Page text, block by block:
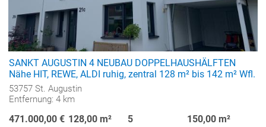
SANKT AUGUSTIN 4 NEUBAU DOPPELHAUSHÄLFTEN
Nähe HIT, REWE, ALDI ruhig, zentral 128 m² bis 142 m² Wfl.
53757 St. Augustin
Entfernung: 4 km
471.000,00 € 128,00 m² 5 150,00 m²